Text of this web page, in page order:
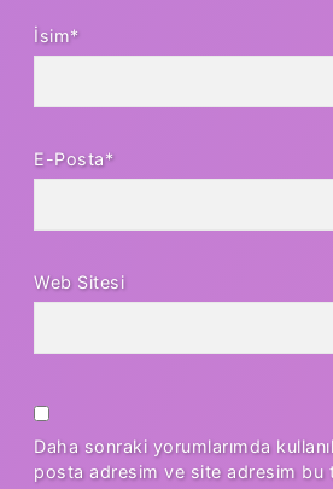
İsim*
E-Posta*
Web Sitesi
Daha sonraki yorumlarımda
posta adresim ve site adresim bu